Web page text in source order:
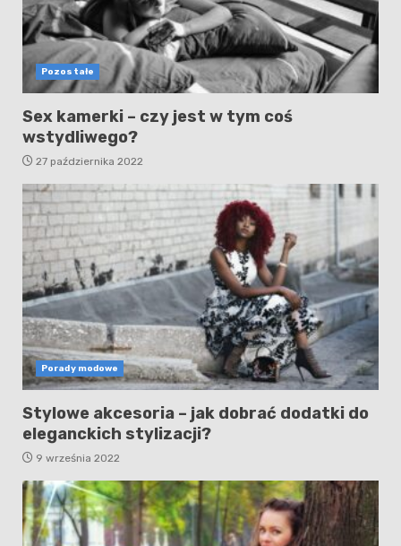
Pozostałe
Sex kamerki – czy jest w tym coś
wstydliwego?
27 października 2022
Porady modowe
Stylowe akcesoria – jak dobrać dodatki do
eleganckich stylizacji?
9 września 2022